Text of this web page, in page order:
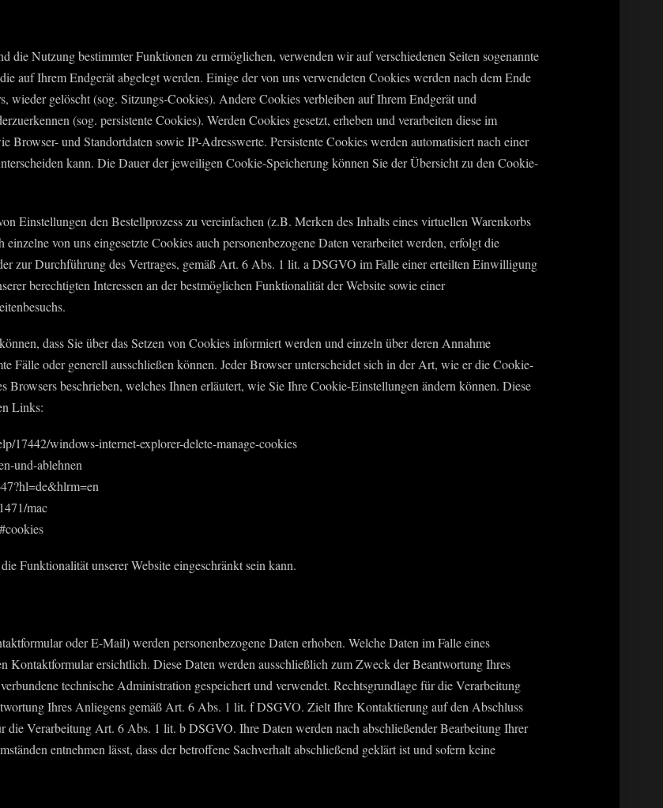
die Nutzung bestimmter Funktionen zu ermöglichen, verwenden wir auf verschiedenen Seiten sogenannte
auf Ihrem Endgerät abgelegt werden. Einige der von uns verwendeten Cookies werden nach dem Ende
wieder gelöscht (sog. Sitzungs-Cookies). Andere Cookies verbleiben auf Ihrem Endgerät und
(sog. persistente Cookies). Werden Cookies gesetzt, erheben und verarbeiten diese im
und Standortdaten sowie IP-Adresswerte. Persistente Cookies werden automatisiert nach einer
kann. Die Dauer der jeweiligen Cookie-Speicherung können Sie der Übersicht zu den Cookie-
Einstellungen den Bestellprozess zu vereinfachen (z.B. Merken des Inhalts eines virtuellen Warenkorbs
von uns eingesetzte Cookies auch personenbezogene Daten verarbeitet werden, erfolgt die
zur Durchführung des Vertrages, gemäß Art. 6 Abs. 1 lit. a DSGVO im Falle einer erteilten Einwilligung
berechtigten Interessen an der bestmöglichen Funktionalität der Website sowie einer
dass Sie über das Setzen von Cookies informiert werden und einzeln über deren Annahme
Fälle oder generell ausschließen können. Jeder Browser unterscheidet sich in der Art, wie er die Cookie-
beschrieben, welches Ihnen erläutert, wie Sie Ihre Cookie-Einstellungen ändern können. Diese
Links:
17442/windows-internet-explorer-delete-manage-cookies
und-ablehnen
mac
Funktionalität unserer Website eingeschränkt sein kann.
oder E-Mail) werden personenbezogene Daten erhoben. Welche Daten im Falle eines
Kontaktformular ersichtlich. Diese Daten werden ausschließlich zum Zweck der Beantwortung Ihres
technische Administration gespeichert und verwendet. Rechtsgrundlage für die Verarbeitung
Ihres Anliegens gemäß Art. 6 Abs. 1 lit. f DSGVO. Zielt Ihre Kontaktierung auf den Abschluss
die Verarbeitung Art. 6 Abs. 1 lit. b DSGVO. Ihre Daten werden nach abschließender Bearbeitung Ihrer
entnehmen lässt, dass der betroffene Sachverhalt abschließend geklärt ist und sofern keine